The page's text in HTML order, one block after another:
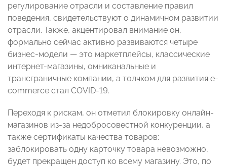
регулирование отрасли и составление правил
поведения, свидетельствуют о динамичном развитии
отрасли. Также, акцентировал внимание он,
формально сейчас активно развиваются четыре
бизнес-модели — это маркетплейсы, классические
интернет-магазины, омниканальные и
трансграничные компании, а толчком для развития e-
commerce стал COVID-19.
Переходя к рискам, он отметил блокировку онлайн-
магазинов из-за недобросовестной конкуренции, а
также сертификаты качества товаров:
заблокировать одну карточку товара невозможно,
будет прекращен доступ ко всему магазину. Это, по